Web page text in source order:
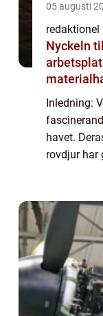
05 augusti
redaktionel
Nyckeln
Inledning:
havet.
rovdjur har
artikeln